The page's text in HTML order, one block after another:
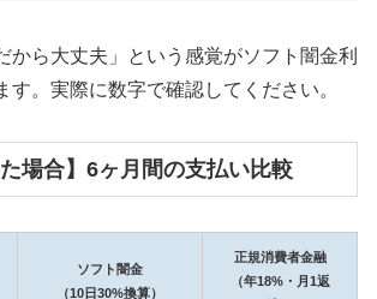
から大丈夫」という感覚がソフト闇金利
す。実際に数字で確認してください。
た場合】6ヶ月間の支払い比較
ソフト闇金
（10日30%換算）
正規消費者金融
（年18%・月1返